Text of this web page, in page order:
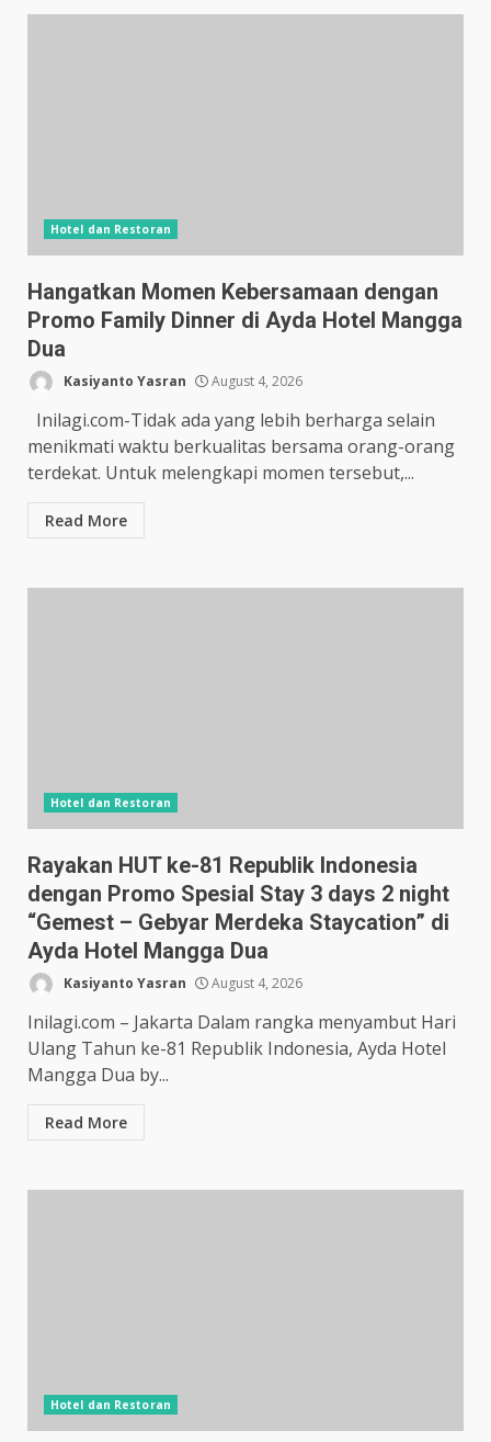
Hotel dan Restoran
Hangatkan Momen Kebersamaan dengan
Promo Family Dinner di Ayda Hotel Mangga
Dua
Kasiyanto Yasran August 4, 2026
Inilagi.com-Tidak ada yang lebih berharga selain
menikmati waktu berkualitas bersama orang-orang
terdekat. Untuk melengkapi momen tersebut,...
Read More
Hotel dan Restoran
Rayakan HUT ke-81 Republik Indonesia
dengan Promo Spesial Stay 3 days 2 night
“Gemest – Gebyar Merdeka Staycation” di
Ayda Hotel Mangga Dua
Kasiyanto Yasran August 4, 2026
Inilagi.com – Jakarta Dalam rangka menyambut Hari
Ulang Tahun ke-81 Republik Indonesia, Ayda Hotel
Mangga Dua by...
Read More
Hotel dan Restoran